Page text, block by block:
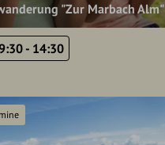
"Zur Marbach Alm"
- 14:30